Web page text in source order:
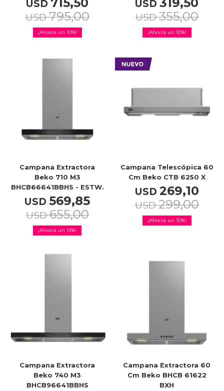
USD
USD 795,00
10
USD
USD 355,00
10
Campana Extractora
Beko 710 M3
BHCB66641BBHS - ESTW.
USD 569,85
USD 655,00
13
Campana Telescópica 60
Cm Beko CTB 6250 X
USD 269,10
USD 299,00
10
Campana Extractora
Beko 740 M3
BHCB96641BBHS
Campana Extractora 60
Cm Beko BHCB 61622
BXH